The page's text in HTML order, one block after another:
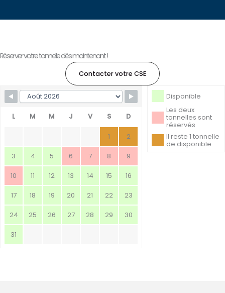
Réserver votre tonnelle dès maintenant !
Contacter votre CSE
Skip Booking Form
Disponible
Les deux
tonnelles sont
réservés
Il reste 1 tonnelle
de disponible
L M M J V S D
1 2
3 4 5 6 7 8 9
10 11 12 13 14 15 16
17 18 19 20 21 22 23
24 25 26 27 28 29 30
31